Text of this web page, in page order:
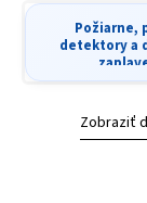
Požiarne,
detektory a
Zobraziť